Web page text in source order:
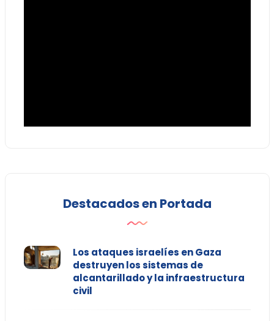
Destacados en Portada
Los ataques israelíes en Gaza
destruyen los sistemas de
alcantarillado y la infraestructura
civil